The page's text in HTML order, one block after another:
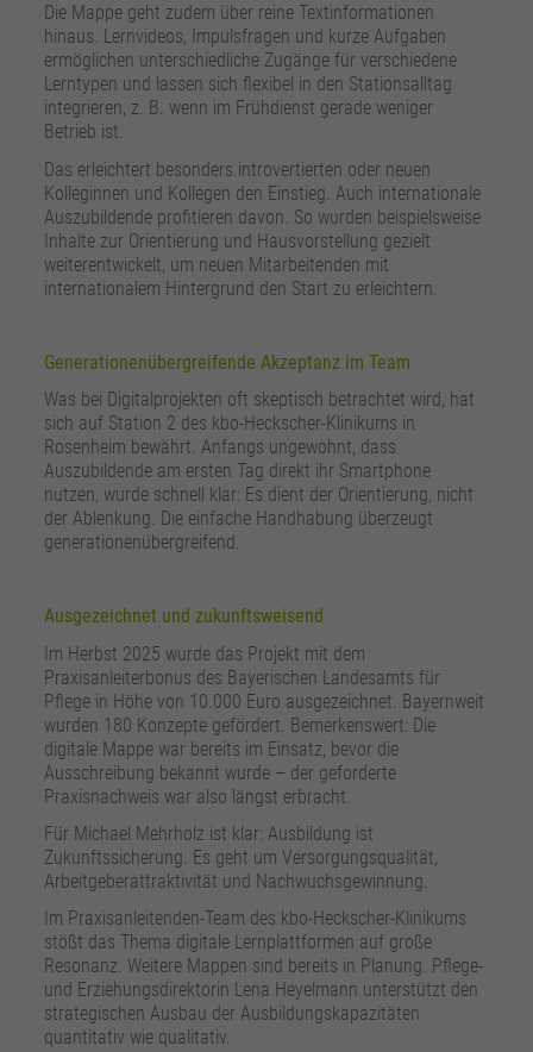
Die Mappe geht zudem über reine Textinformationen
hinaus. Lernvideos, Impulsfragen und kurze Aufgaben
ermöglichen unterschiedliche Zugänge für verschiedene
Lerntypen und lassen sich flexibel in den Stationsalltag
integrieren, z. B. wenn im Frühdienst gerade weniger
Betrieb ist.
Das erleichtert besonders introvertierten oder neuen
Kolleginnen und Kollegen den Einstieg. Auch internationale
Auszubildende profitieren davon. So wurden beispielsweise
Inhalte zur Orientierung und Hausvorstellung gezielt
weiterentwickelt, um neuen Mitarbeitenden mit
internationalem Hintergrund den Start zu erleichtern.
Generationenübergreifende Akzeptanz im Team
Was bei Digitalprojekten oft skeptisch betrachtet wird, hat
sich auf Station 2 des kbo-Heckscher-Klinikums in
Rosenheim bewährt. Anfangs ungewohnt, dass
Auszubildende am ersten Tag direkt ihr Smartphone
nutzen, wurde schnell klar: Es dient der Orientierung, nicht
der Ablenkung. Die einfache Handhabung überzeugt
generationenübergreifend.
Ausgezeichnet und zukunftsweisend
Im Herbst 2025 wurde das Projekt mit dem
Praxisanleiterbonus des Bayerischen Landesamts für
Pflege in Höhe von 10.000 Euro ausgezeichnet. Bayernweit
wurden 180 Konzepte gefördert. Bemerkenswert: Die
digitale Mappe war bereits im Einsatz, bevor die
Ausschreibung bekannt wurde – der geforderte
Praxisnachweis war also längst erbracht.
Für Michael Mehrholz ist klar: Ausbildung ist
Zukunftssicherung. Es geht um Versorgungsqualität,
Arbeitgeberattraktivität und Nachwuchsgewinnung.
Im Praxisanleitenden-Team des kbo-Heckscher-Klinikums
stößt das Thema digitale Lernplattformen auf große
Resonanz. Weitere Mappen sind bereits in Planung. Pflege-
und Erziehungsdirektorin Lena Heyelmann unterstützt den
strategischen Ausbau der Ausbildungskapazitäten
quantitativ wie qualitativ.